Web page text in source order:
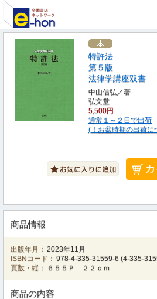
特許法
第５版
法律学講座双書
中山信弘／著
弘文堂
5,500円
通常１～２日で出荷
(！お盆時期の出荷に
商品情報
出版年月： 2023年11月
ISBNコード： 978-4-335-31559-6 (4-335-
頁数・縦：
６５５Ｐ ２２ｃｍ
商品の内容